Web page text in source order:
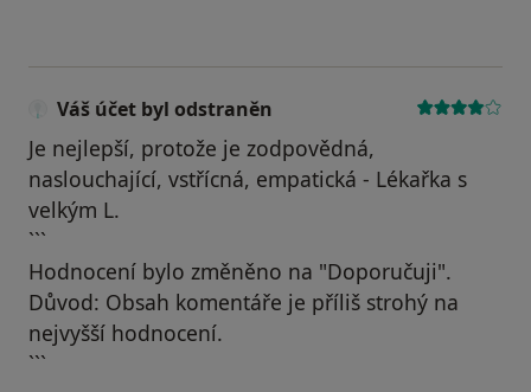
Váš účet byl odstraněn
Je nejlepší, protože je zodpovědná,
naslouchající, vstřícná, empatická - Lékařka s
velkým L.
```
Hodnocení bylo změněno na "Doporučuji".
Důvod: Obsah komentáře je příliš strohý na
nejvyšší hodnocení.
```